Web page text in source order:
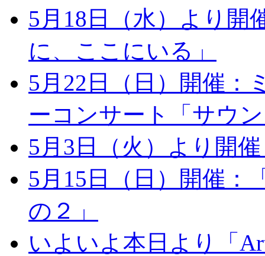
5月18日（水）より開
に、ここにいる」
5月22日（日）開催：
ーコンサート「サウ
5月3日（火）より開
5月15日（日）開催：
の２」
いよいよ本日より「